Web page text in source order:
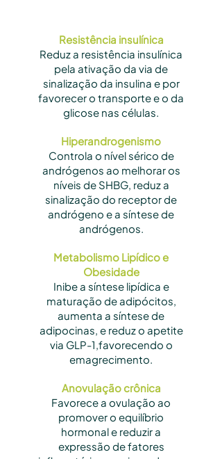
Resistência insulínica
Reduz a resistência insulínica
pela ativação da via de
sinalização da insulina e por
favorecer o transporte e o da
glicose nas células.
Hiperandrogenismo
Controla o nível sérico de
andrógenos ao melhorar os
níveis de SHBG, reduz a
sinalização do receptor de
andrógeno e a síntese de
andrógenos.
Metabolismo Lipídico e
Obesidade
Inibe a síntese lipídica e
maturação de adipócitos,
aumenta a síntese de
adipocinas, e reduz o apetite
via GLP-1,favorecendo o
emagrecimento.
Anovulação crônica
Favorece a ovulação ao
promover o equilíbrio
hormonal e reduzir a
expressão de fatores